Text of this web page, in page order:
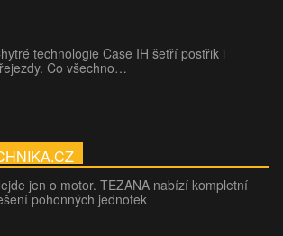
technologie Case IH šetří postřik i
Co všechno…
jen o motor. TEZANA nabízí kompletní
pohonných jednotek